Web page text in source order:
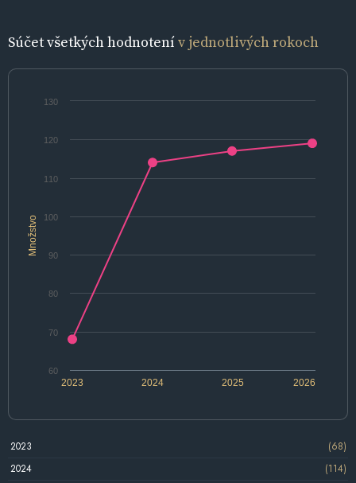
Súčet všetkých hodnotenív jednotlivých rokoch
Množstvo
2024 2026
2023 2025
60
70
80
90
100
110
120
130
2023
(68)
2024
(114)